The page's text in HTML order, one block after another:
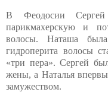
В Феодосии
парикмахерскую и
волосы. Наташа
гидроперита волосы
«три пера». Сергей
жены, а Наталья
замужеством.